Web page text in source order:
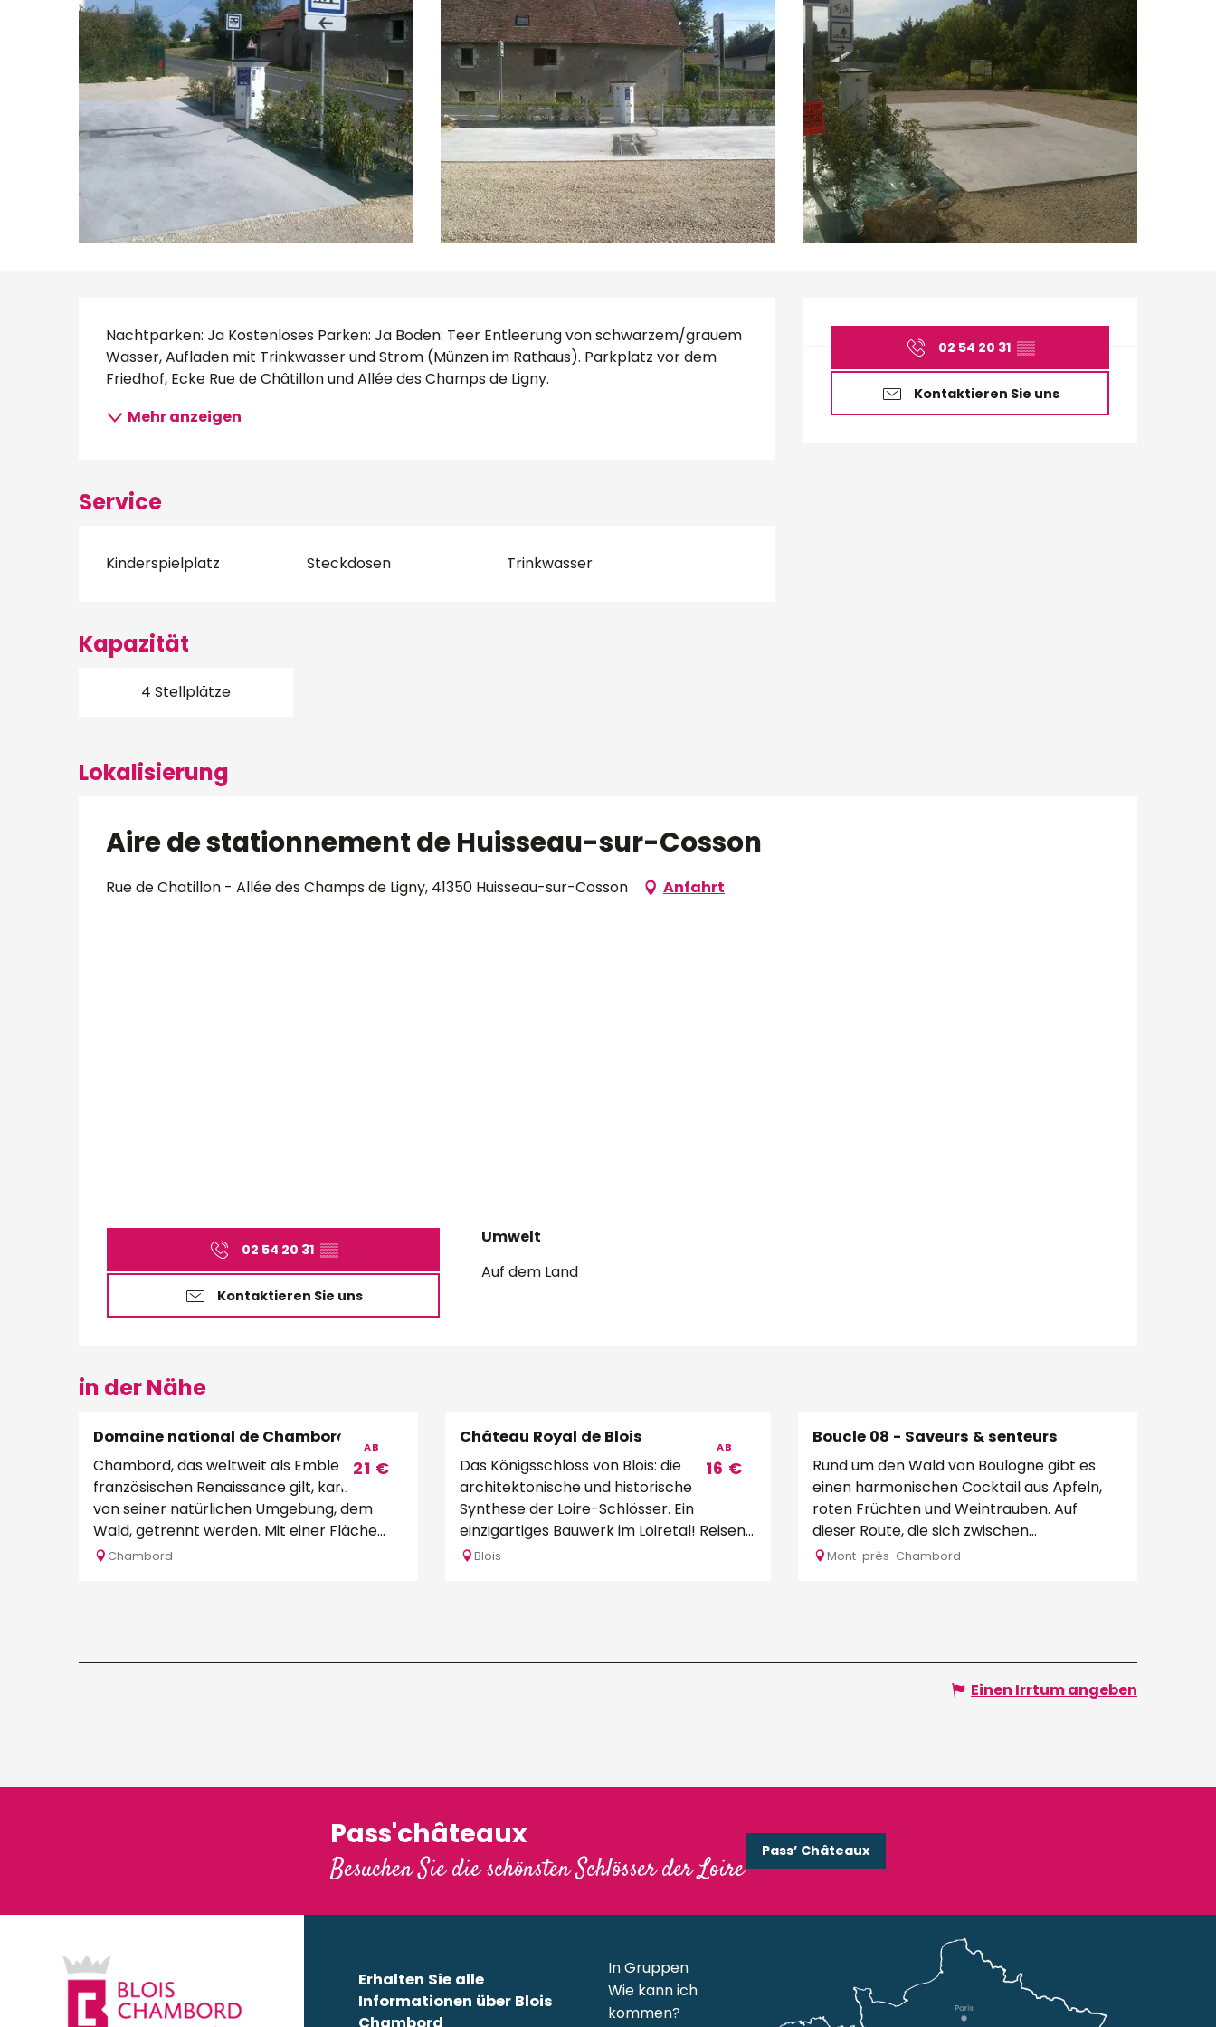
Öffnungszeiten &
02 54 20 31 ▒▒
Kontaktieren Sie uns
Beschreibung
Nachtparken: Ja Kostenloses Parken: Ja Boden: Teer Entleerung von schwarzem/grauem
Wasser, Aufladen mit Trinkwasser und Strom (Münzen im Rathaus). Parkplatz vor dem
Friedhof, Ecke Rue de Châtillon und Allée des Champs de Ligny.
Mehr anzeigen
Service
Kinderspielplatz Steckdosen Trinkwasser
Kapazität
4 Stellplätze
Lokalisierung
Aire de stationnement de Huisseau-sur-Cosson
Rue de Chatillon - Allée des Champs de Ligny, 41350 Huisseau-sur-Cosson Anfahrt
02 54 20 31 ▒▒
Kontaktieren Sie uns
Umwelt
Umwelt
Auf dem Land
in der Nähe
AB
21 €
Domaine national de Chambord
Chambord, das weltweit als Emblem der
französischen Renaissance gilt, kann nicht
von seiner natürlichen Umgebung, dem
Wald, getrennt werden. Mit einer Fläche
von 5.440 Hektar...
Chambord
AB
16 €
Château Royal de Blois
Das Königsschloss von Blois: die
architektonische und historische
Synthese der Loire-Schlösser. Ein
einzigartiges Bauwerk im Loiretal! Reisen
Sie ins Unermessliche, in die...
Blois
Boucle 08 - Saveurs & senteurs
Rund um den Wald von Boulogne gibt es
einen harmonischen Cocktail aus Äpfeln,
roten Früchten und Weintrauben. Auf
dieser Route, die sich zwischen
Apfelbäumen,...
Mont-près-Chambord
Einen Irrtum angeben
Pass'châteaux
Besuchen Sie die schönsten Schlösser der Loire
Pass’ Châteaux
Erhalten Sie alle
Informationen über Blois
In Gruppen
Wie kann ich
kommen?